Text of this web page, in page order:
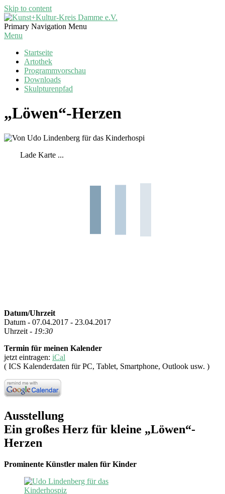
Skip to content
Kunst+Kultur-
Kreis
Primary Navigation Menu
Menu
Startseite
Artothek
Programmvorschau
Downloads
Skulpturenpfad
„Löwen“-Herzen
Lade Karte ...
Datum/Uhrzeit
Datum - 07.04.2017 - 23.04.2017
Uhrzeit - 19:30
Termin für meinen Kalender
jetzt eintragen: iCal
( ICS Kalenderdaten für PC, Tablet, Smartphone, Outlook usw. )
Ausstellung
Ein großes Herz für kleine „Löwen“-
Herzen
Prominente Künstler malen für Kinder